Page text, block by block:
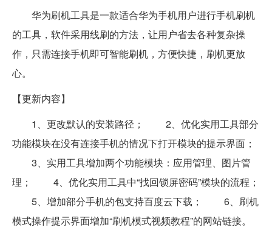
华为刷机工具是一款适合华为手机用户进行手机刷机
的工具，软件采用线刷的方法，让用户省去各种复杂操
作，只需连接手机即可智能刷机，方便快捷，刷机更放
心。
【更新内容】
1、更改默认的安装路径； 2、优化实用工具部分
功能模块在没有连接手机的情况下打开模块的提示界面；
3、实用工具增加两个功能模块：应用管理、图片管
理； 4、优化实用工具中“找回锁屏密码”模块的流程；
5、增加部分手机的包支持百度云下载； 6、刷机
模式操作提示界面增加“刷机模式视频教程”的网站链接。